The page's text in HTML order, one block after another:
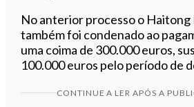
No anterior processo o Haitong
também foi condenado ao
uma coima de 300.000 euros,
100.000 euros pelo período de
CONTINUE A LER APÓS A